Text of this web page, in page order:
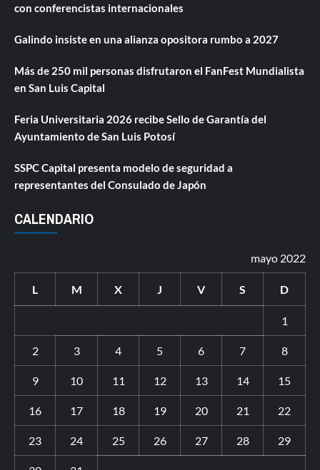
con conferencistas internacionales
Galindo insiste en una alianza opositora rumbo a 2027
Más de 250 mil personas disfrutaron el FanFest Mundialista
en San Luis Capital
Feria Universitaria 2026 recibe Sello de Garantía del
Ayuntamiento de San Luis Potosí
SSPC Capital presenta modelo de seguridad a
representantes del Consulado de Japón
CALENDARIO
mayo 2022
L M X J V S D
1
2 3 4 5 6 7 8
9 10 11 12 13 14 15
16 17 18 19 20 21 22
23 24 25 26 27 28 29